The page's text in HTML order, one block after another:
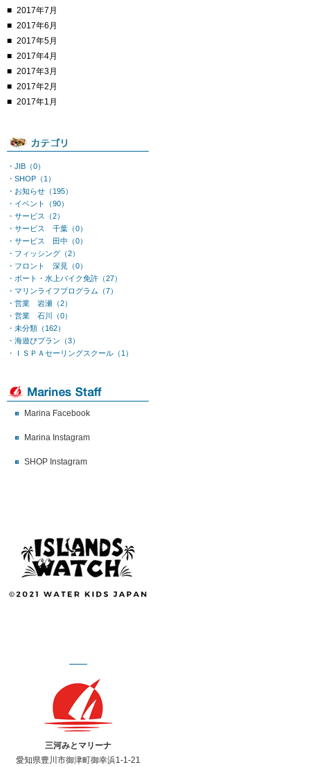
2017年7月
2017年6月
2017年5月
2017年4月
2017年3月
2017年2月
2017年1月
・JIB（0）
・SHOP（1）
・お知らせ（195）
・イベント（90）
・サービス（2）
・サービス 千葉（0）
・サービス 田中（0）
・フィッシング（2）
・フロント 深見（0）
・ボート・水上バイク免許（27）
・マリンライフプログラム（7）
・営業 岩瀬（2）
・営業 石川（0）
・未分類（162）
・海遊びプラン（3）
・ＩＳＰＡセーリングスクール（1）
Marina Facebook
Marina Instagram
SHOP Instagram
三河みとマリーナ
愛知県豊川市御津町御幸浜1-1-21